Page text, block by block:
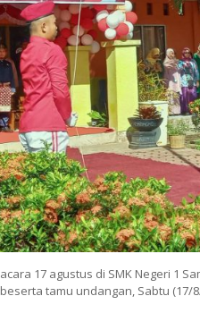
17 agustus di SMK Negeri 1
tamu undangan, Sabtu (17/